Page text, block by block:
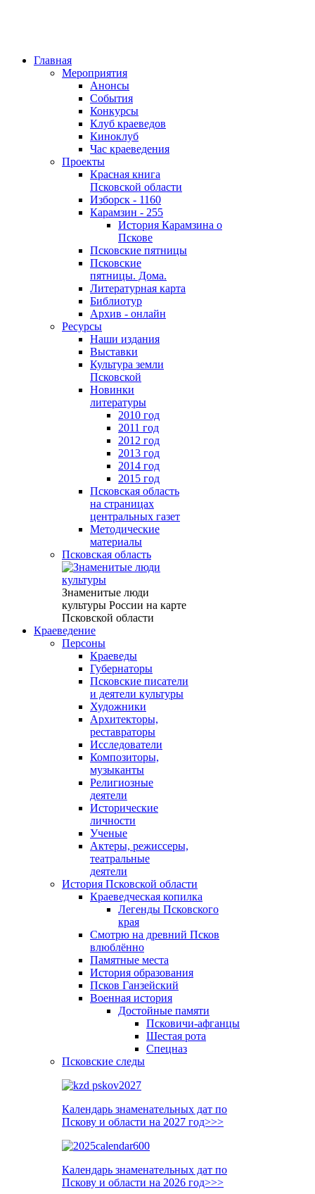
Главная
Мероприятия
Анонсы
События
Конкурсы
Клуб краеведов
Киноклуб
Час краеведения
Проекты
Красная книга
Псковской области
Изборск - 1160
Карамзин - 255
История Карамзина о
Пскове
Псковские пятницы
Псковские
пятницы. Дома.
Литературная карта
Библиотур
Архив - онлайн
Ресурсы
Наши издания
Выставки
Культура земли
Псковской
Новинки
литературы
2010 год
2011 год
2012 год
2013 год
2014 год
2015 год
Псковская область
на страницах
центральных газет
Методические
материалы
Псковская область
Знаменитые люди
культуры России на карте
Псковской области
Краеведение
Персоны
Краеведы
Губернаторы
Псковские писатели
и деятели культуры
Художники
Архитекторы,
реставраторы
Исследователи
Композиторы,
музыканты
Религиозные
деятели
Исторические
личности
Ученые
Актеры, режиссеры,
театральные
деятели
История Псковской области
Краеведческая копилка
Легенды Псковского
края
Смотрю на древний Псков
влюблённо
Памятные места
История образования
Псков Ганзейский
Военная история
Достойные памяти
Псковичи-афганцы
Шестая рота
Спецназ
Псковские следы
Календарь знаменательных дат по
Пскову и области на 2027 год>>>
Календарь знаменательных дат по
Пскову и области на 2026 год>>>